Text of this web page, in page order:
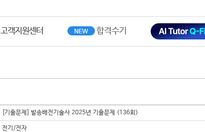
고객지원센터
[기출문제] 발송배전기술사 2025년 기출문제 (136회)
전기/전자